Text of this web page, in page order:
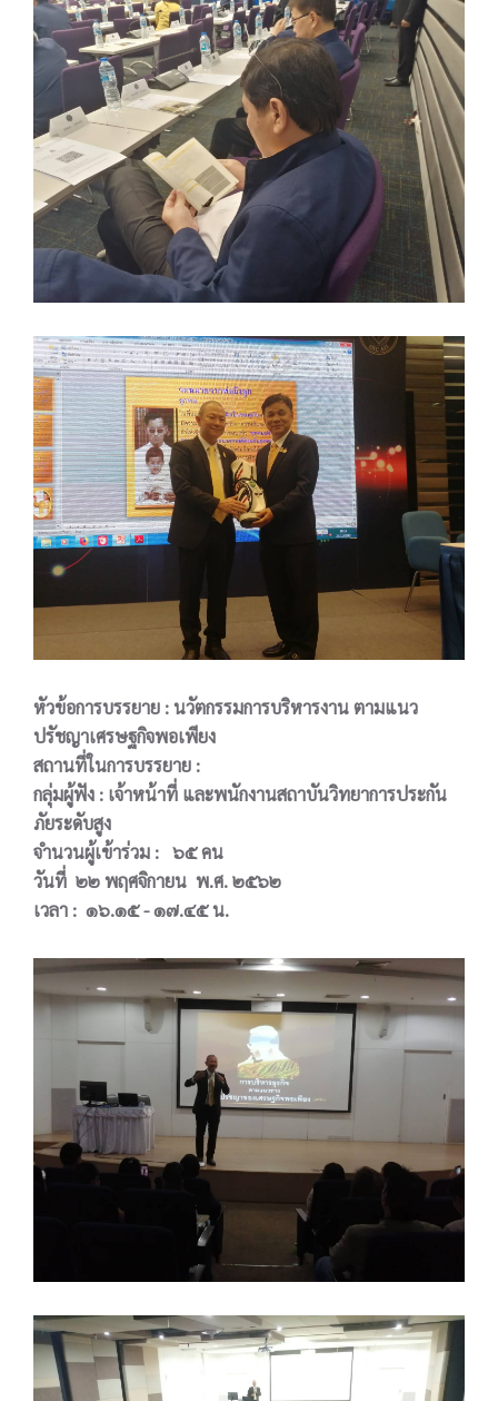
หัวข้อการบรรยาย : นวัตกรรมการบริหารงาน ตามแนว
ปรัชญาเศรษฐกิจพอเพียง
สถานที่ในการบรรยาย :
กลุ่มผู้ฟัง : เจ้าหน้าที่ และพนักงานสถาบันวิทยาการประกัน
ภัยระดับสูง
จำนวนผู้เข้าร่วม : ๖๕ คน
วันที่ ๒๒ พฤศจิกายน พ.ศ. ๒๕๖๒
เวลา : ๑๖.๑๕ - ๑๗.๔๕ น.